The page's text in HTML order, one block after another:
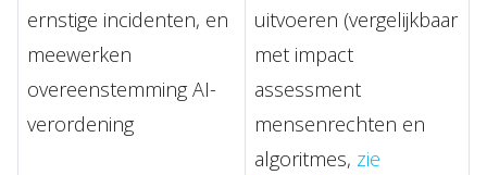
ernstige incidenten, en
meewerken
overeenstemming AI-
verordening
uitvoeren (vergelijkbaar
met impact
assessment
mensenrechten en
algoritmes, zie